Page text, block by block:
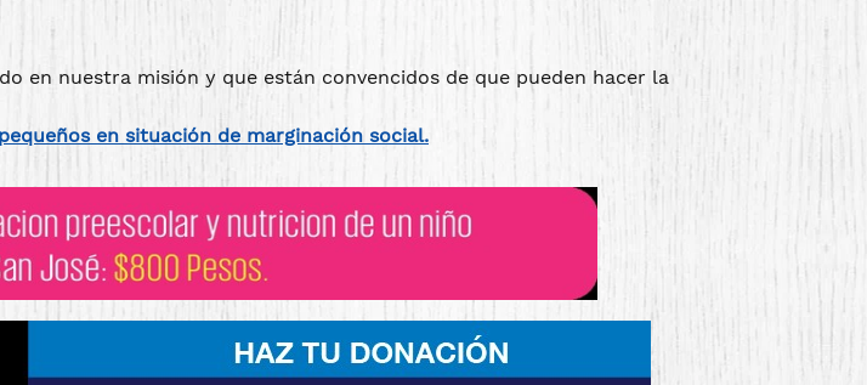
en nuestra misión y que están convencidos de que pueden hacer la
en situación de marginación social.